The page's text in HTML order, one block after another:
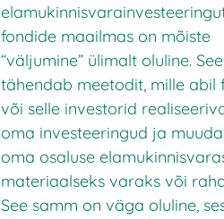
fondide maailmas on mõiste
“väljumine” ülimalt oluline. See
tähendab meetodit, mille abil
või selle investorid
oma investeeringud ja
oma osaluse
materiaalseks varaks või
See samm on väga oluline,